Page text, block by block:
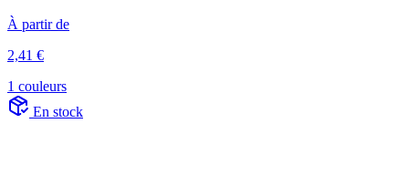
À partir de
2,41 €
1 couleurs
En stock